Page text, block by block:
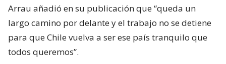
Arrau añadió en su publicación que “queda un
largo camino por delante y el trabajo no se detiene
para que Chile vuelva a ser ese país tranquilo que
todos queremos”.